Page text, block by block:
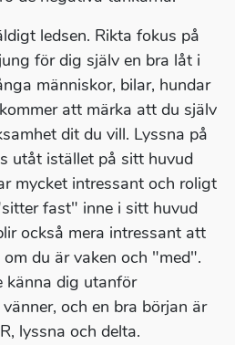
ledsen. Rikta fokus på
för dig själv en bra låt i
människor, bilar, hundar
att märka att du själv
dit du vill. Lyssna på
utåt istället på sitt huvud
mycket intressant och roligt
fast" inne i sitt huvud
också mera intressant att
du är vaken och "med".
känna dig utanför
och en bra början är
lyssna och delta.